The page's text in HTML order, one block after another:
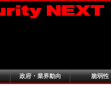
政府・業界動向 脆弱性